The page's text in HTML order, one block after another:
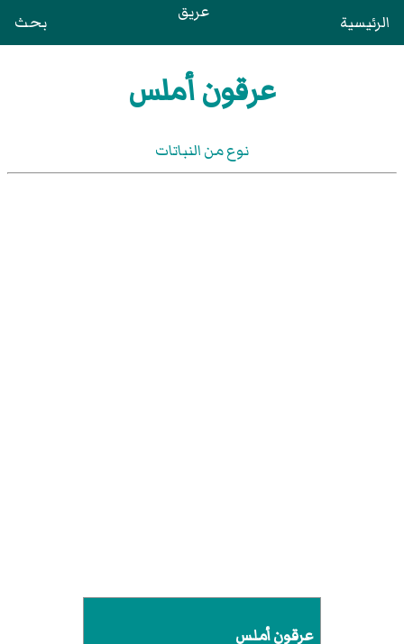
الرئيسية عريق بحث
عرقون أملس
نوع من النباتات
عرقون أملس